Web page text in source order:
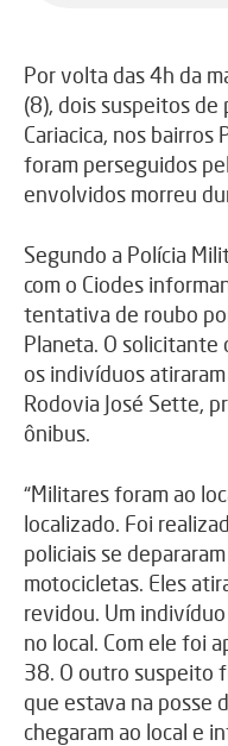
Por volta das 4h da
(8), dois suspeitos de
Cariacica, nos bairros
foram perseguidos
envolvidos morreu
Segundo a Polícia
com o Ciodes
tentativa de roubo
Planeta. O solicitante
os indivíduos
Rodovia José Sette,
ônibus.
“Militares foram ao
localizado. Foi
policiais se
motocicletas. Eles
revidou. Um
no local. Com ele foi
38. O outro suspeito
que estava na posse
chegaram ao local e